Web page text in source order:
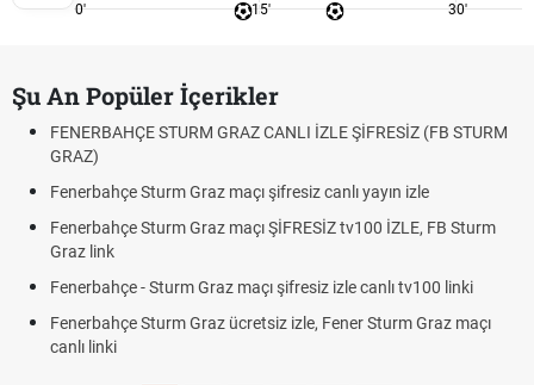
0' 15' 30'
Şu An Popüler İçerikler
FENERBAHÇE STURM GRAZ CANLI İZLE ŞİFRESİZ (FB STURM
GRAZ)
Fenerbahçe Sturm Graz maçı şifresiz canlı yayın izle
Fenerbahçe Sturm Graz maçı ŞİFRESİZ tv100 İZLE, FB Sturm
Graz link
Fenerbahçe - Sturm Graz maçı şifresiz izle canlı tv100 linki
Fenerbahçe Sturm Graz ücretsiz izle, Fener Sturm Graz maçı
canlı linki